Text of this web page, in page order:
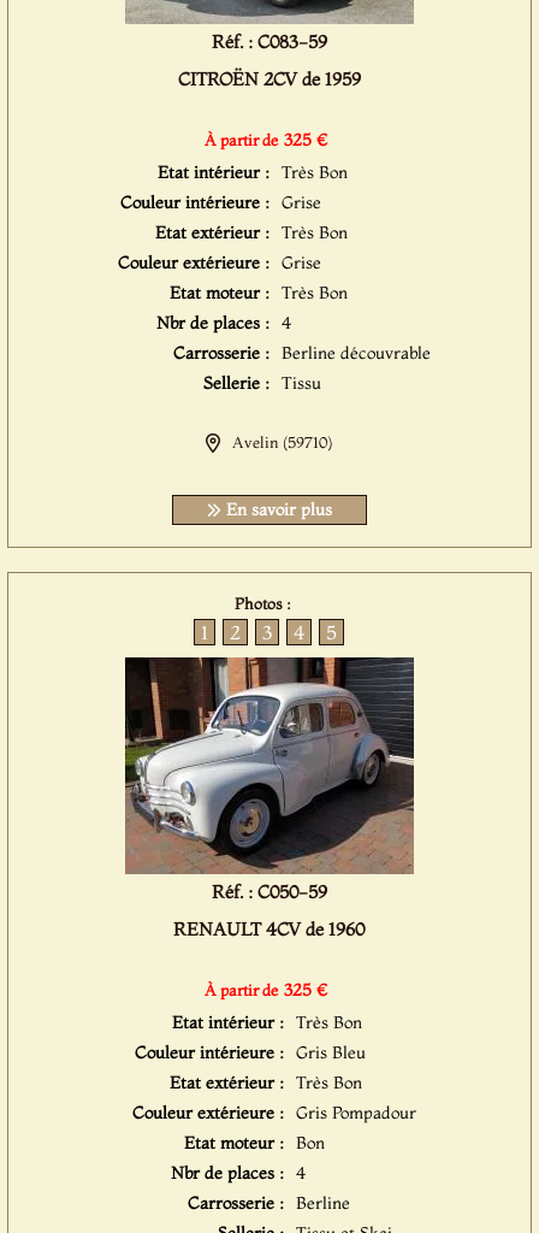
Réf. : C083-59
CITROËN 2CV de 1959
À partir de 325 €
Etat intérieur : Très Bon
Couleur intérieure : Grise
Etat extérieur : Très Bon
Couleur extérieure : Grise
Etat moteur : Très Bon
Nbr de places : 4
Carrosserie : Berline découvrable
Sellerie : Tissu
Avelin (59710)
En savoir plus
Photos :
1 2 3 4 5
Réf. : C050-59
RENAULT 4CV de 1960
À partir de 325 €
Etat intérieur : Très Bon
Couleur intérieure : Gris Bleu
Etat extérieur : Très Bon
Couleur extérieure : Gris Pompadour
Etat moteur : Bon
Nbr de places : 4
Carrosserie : Berline